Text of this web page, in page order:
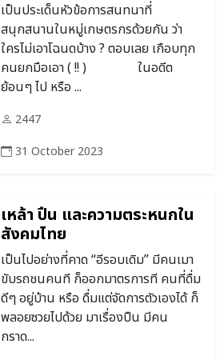
เป็นประเด็นหัวข้อการสนทนาที่
สนุกสนานในหมู่เกษตรกรด้วยกัน ว่า
ใครไม่เอาโฉนดบ้าง ? ตอบเลย เกือบทุก
คนยกมือเอา ( !! ) ในอดีต
ย้อนๆ ไป หรือ ...
2447
31 October 2023
เหล้า ปืน และความตระหนกใน
สังคมไทย
เป็นไปอย่างที่คาด “อีรอบเดิม” มีคนเมา
ขับรถชนคนที ก็ออกมาตรการที คนที่ดื่ม
ดีๆ อยู่บ้าน หรือ ดื่มแต่จัดการตัวเองได้ ก็
พลอยซวยไปด้วย มาเรื่องปืน มีคน
กราด...